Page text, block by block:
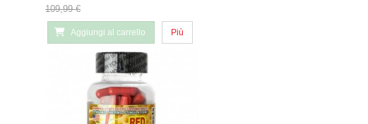
109,99 €
Aggiungi al carrello Più